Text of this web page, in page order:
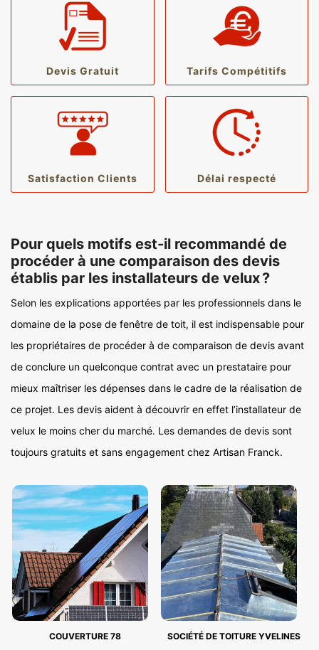
Devis Gratuit Tarifs Compétitifs
Satisfaction Clients Délai respecté
Pour quels motifs est-il recommandé de
procéder à une comparaison des devis
établis par les installateurs de velux ?
Selon les explications apportées par les professionnels dans le
domaine de la pose de fenêtre de toit, il est indispensable pour
les propriétaires de procéder à de comparaison de devis avant
de conclure un quelconque contrat avec un prestataire pour
mieux maîtriser les dépenses dans le cadre de la réalisation de
ce projet. Les devis aident à découvrir en effet l’installateur de
velux le moins cher du marché. Les demandes de devis sont
toujours gratuits et sans engagement chez Artisan Franck.
COUVERTURE 78 SOCIÉTÉ DE TOITURE YVELINES